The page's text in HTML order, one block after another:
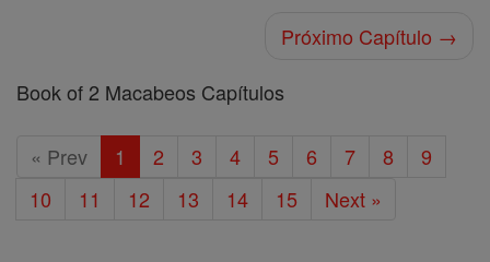
Próximo Capítulo →
Book of 2 Macabeos Capítulos
« Prev 1 2 3 4 5 6 7 8
9
10
11 12 13 14 15 Next »